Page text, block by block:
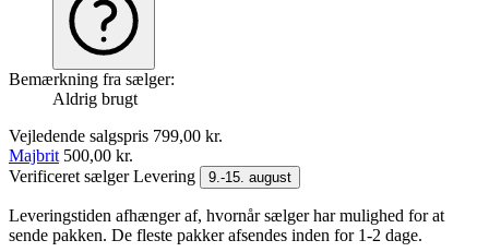
Bemærkning fra sælger:
Aldrig brugt
Vejledende salgspris 799,00 kr.
Majbrit 500,00 kr.
Verificeret sælgerLevering 9.-15. august
Leveringstiden afhænger af, hvornår sælger har mulighed for at
sende pakken. De fleste pakker afsendes inden for 1-2 dage.